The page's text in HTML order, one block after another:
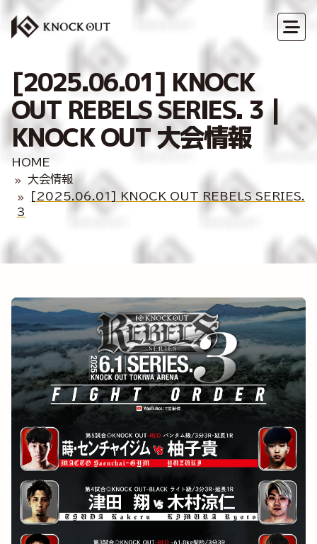
[2025.06.01] KNOCK
OUT REBELS SERIES. 3｜
KNOCK OUT 大会情報
HOME
大会情報
[2025.06.01] KNOCK OUT REBELS SERIES.
3